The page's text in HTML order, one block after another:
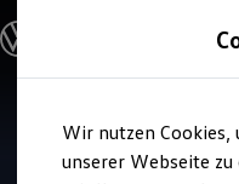
Hauptinhalt
springen
Footer
springen
Modelle und
Modelle
Elektroautos
ENERGY
Service
Autohaus
Wir nutzen Cookies,
unserer Webseite